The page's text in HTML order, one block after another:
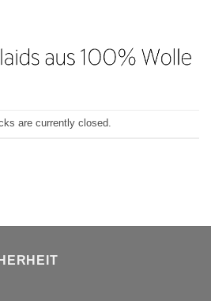
are currently closed.